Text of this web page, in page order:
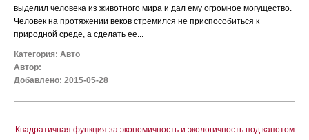
выделил человека из животного мира и дал ему огромное могущество.
Человек на протяжении веков стремился не приспособиться к
природной среде, а сделать ее...
Категория: Авто
Автор:
Добавлено: 2015-05-28
Квадратичная функция за экономичность и экологичность под капотом